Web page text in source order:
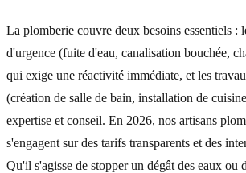
La plomberie couvre deux besoins essentiels :
d'urgence (fuite d'eau, canalisation bouchée,
qui exige une réactivité immédiate, et les
(création de salle de bain, installation de
expertise et conseil. En 2026, nos artisans
s'engagent sur des tarifs transparents et des
Qu'il s'agisse de stopper un dégât des eaux ou